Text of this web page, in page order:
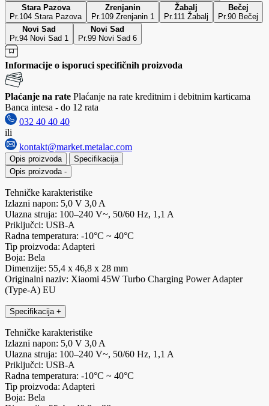
Stara Pazova
Pr.104 Stara Pazova
Zrenjanin
Pr.109 Zrenjanin 1
Žabalj
Pr.111 Žabalj
Bečej
Pr.90 Bečej
Novi Sad
Pr.94 Novi Sad 1
Novi Sad
Pr.99 Novi Sad 6
Informacije o isporuci specifičnih proizvoda
Plaćanje na rate Plaćanje na rate kreditnim i debitnim karticama
Banca intesa - do 12 rata
032 40 40 40
ili
kontakt@market.metalac.com
Opis proizvoda
Specifikacija
Opis proizvoda -
Tehničke karakteristike
Izlazni napon: 5,0 V 3,0 A
Ulazna struja: 100–240 V~, 50/60 Hz, 1,1 A
Priključci: USB-A
Radna temperatura: -10°C ~ 40°C
Tip proizvoda: Adapteri
Boja: Bela
Dimenzije: 55,4 x 46,8 x 28 mm
Originalni naziv: Xiaomi 45W Turbo Charging Power Adapter
(Type-A) EU
Specifikacija +
Tehničke karakteristike
Izlazni napon: 5,0 V 3,0 A
Ulazna struja: 100–240 V~, 50/60 Hz, 1,1 A
Priključci: USB-A
Radna temperatura: -10°C ~ 40°C
Tip proizvoda: Adapteri
Boja: Bela